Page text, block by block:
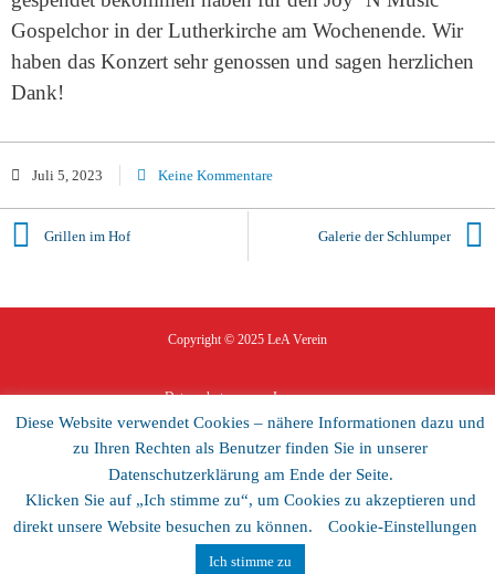
Gospelchor in der Lutherkirche am Wochenende. Wir
haben das Konzert sehr genossen und sagen herzlichen
Dank!
Juli 5, 2023 Keine Kommentare
Grillen im Hof Galerie der Schlumper
Copyright © 2025 LeA Verein
Datenschutz Impressum
Diese Website verwendet Cookies – nähere Informationen dazu und
zu Ihren Rechten als Benutzer finden Sie in unserer
Datenschutzerklärung am Ende der Seite.
Klicken Sie auf „Ich stimme zu“, um Cookies zu akzeptieren und
direkt unsere Website besuchen zu können.
Cookie-Einstellungen
Ich stimme zu